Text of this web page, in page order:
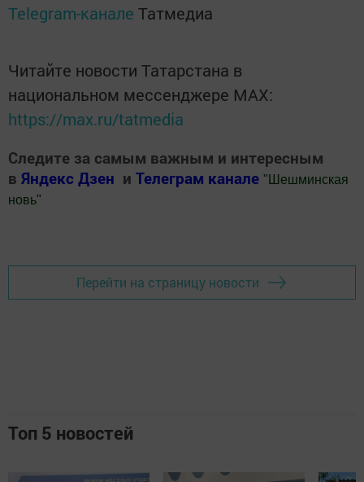
Telegram-канале Татмедиа
Читайте новости Татарстана в
национальном мессенджере MАХ:
https://max.ru/tatmedia
Следите за самым важным и интересным
в Яндекс Дзен и Телеграм канале " Шешминская
новь"
Перейти на страницу новости
Топ 5 новостей